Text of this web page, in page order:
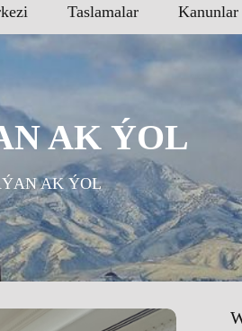
Taslamalar Kanunlar
AK ÝOL
AK ÝOL